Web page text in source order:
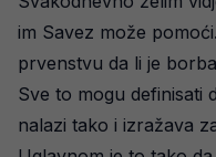
im Savez može
prvenstvu da li je
Sve to mogu definisati
nalazi tako i izražava